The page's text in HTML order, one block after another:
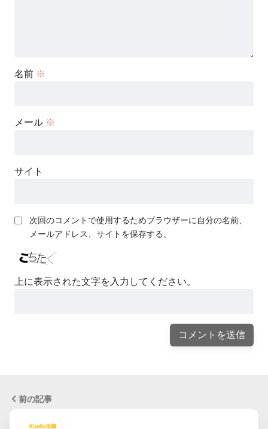
名前 ※
メール ※
サイト
次回のコメントで使用するためブラウザーに自分の名前、
メールアドレス、サイトを保存する。
上に表示された文字を入力してください。
前の記事